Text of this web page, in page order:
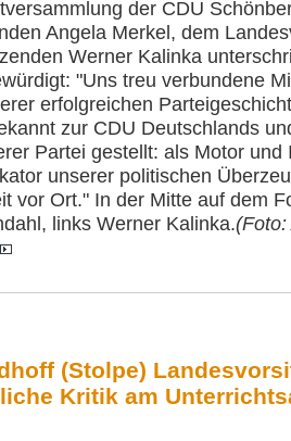
der CDU
Angela Merkel, dem
Werner Kalinka
"Uns treu verbundene
erfolgreichen
zur CDU Deutschlands
Partei gestellt: als Motor
unserer politischen
vor Ort." In der Mitte auf dem
links Werner Kalinka.(Foto:
(Stolpe)
Kritik am